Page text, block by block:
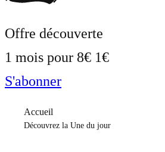
Offre découverte
1 mois pour 8€ 1€
S'abonner
Accueil
Découvrez la Une du jour